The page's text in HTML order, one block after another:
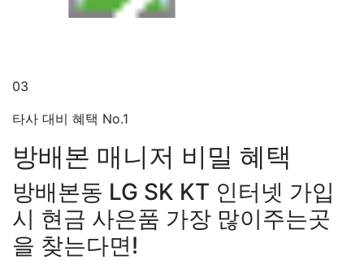
03
타사 대비 혜택 No.1
방배본 매니저 비밀 혜택
방배본동 LG SK KT 인터넷 가입
시 현금 사은품 가장 많이주는곳
을 찾는다면!